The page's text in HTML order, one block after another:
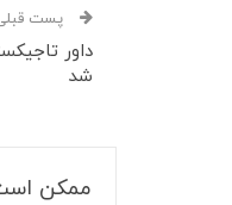
پست
شد
ممکن